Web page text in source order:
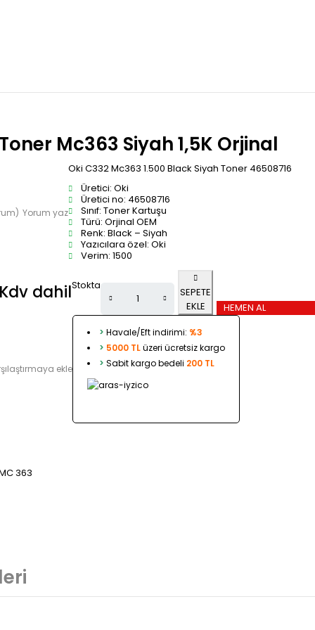
Mc363 Siyah 1,5K Orjinal
Yorum yaz
Oki C332 Mc363 1.500 Black Siyah Toner 46508716
Üretici: Oki
Üretici no: 46508716
Sınıf: Toner Kartuşu
Türü: Orjinal OEM
Renk: Black – Siyah
Yazıcılara özel: Oki
Verim: 1500
dahilStokta
SEPETE
EKLE
HEMEN AL
ekle
> Havale/Eft indirimi: %3
> 5000 TLüzeri ücretsiz kargo
> Sabit kargo bedeli 200 TL
363